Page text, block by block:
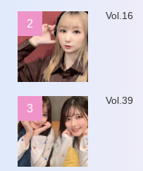
2
Vol.16
3
Vol.39